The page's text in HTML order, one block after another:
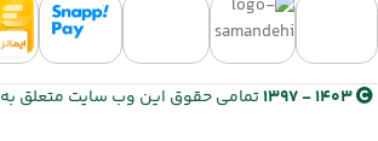
1403 - 1397 تمامی حقوق این وب سایت متعلق به